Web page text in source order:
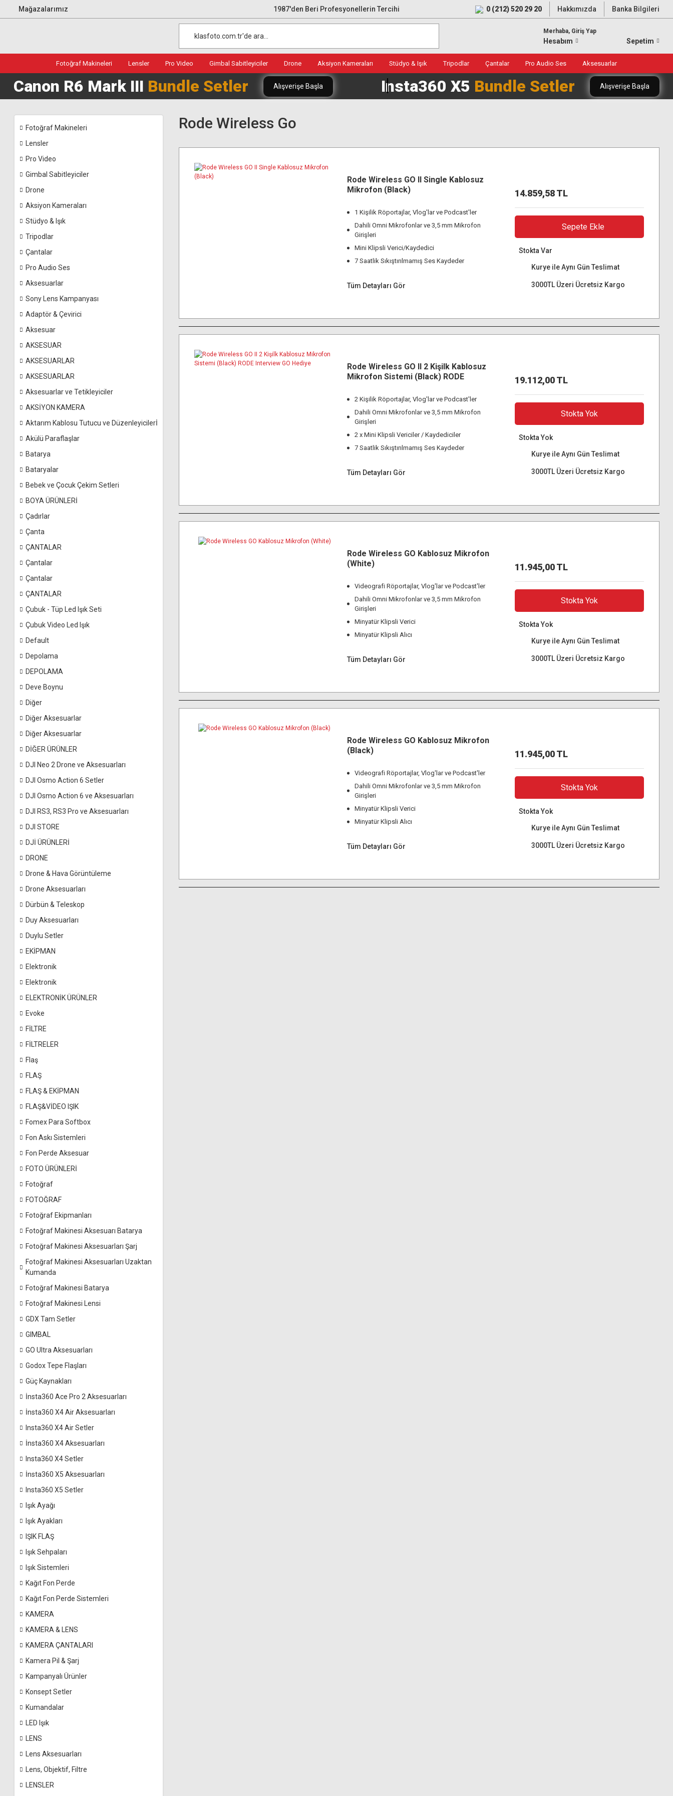
Mağazalarımız 1987'den Beri Profesyonellerin Tercihi 0 (212) 520 29 20 Hakkımızda Banka Bilgileri
Merhaba, Giriş Yap
Hesabım Sepetim
Fotoğraf Makineleri Lensler Pro Video Gimbal Sabitleyiciler Drone Aksiyon Kameraları Stüdyo & Işık Tripodlar Çantalar Pro Audio Ses Aksesuarlar
Canon R6 Mark III Bundle Setler Alışverişe Başla Insta360 X5 Bundle Setler Alışverişe Başla
Fotoğraf Makineleri
Lensler
Pro Video
Gimbal Sabitleyiciler
Drone
Aksiyon Kameraları
Stüdyo & Işık
Tripodlar
Çantalar
Pro Audio Ses
Aksesuarlar
Sony Lens Kampanyası
Adaptör & Çevirici
Aksesuar
AKSESUAR
AKSESUARLAR
AKSESUARLAR
Aksesuarlar ve Tetikleyiciler
AKSİYON KAMERA
Aktarım Kablosu Tutucu ve Düzenleyicilerİ
Akülü Paraflaşlar
Batarya
Bataryalar
Bebek ve Çocuk Çekim Setleri
BOYA ÜRÜNLERİ
Çadırlar
Çanta
ÇANTALAR
Çantalar
Çantalar
ÇANTALAR
Çubuk - Tüp Led Işık Seti
Çubuk Video Led Işık
Default
Depolama
DEPOLAMA
Deve Boynu
Diğer
Diğer Aksesuarlar
Diğer Aksesuarlar
DİĞER ÜRÜNLER
DJI Neo 2 Drone ve Aksesuarları
DJI Osmo Action 6 Setler
DJI Osmo Action 6 ve Aksesuarları
DJI RS3, RS3 Pro ve Aksesuarları
DJI STORE
DJİ ÜRÜNLERİ
DRONE
Drone & Hava Görüntüleme
Drone Aksesuarları
Dürbün & Teleskop
Duy Aksesuarları
Duylu Setler
EKİPMAN
Elektronik
Elektronik
ELEKTRONİK ÜRÜNLER
Evoke
FİLTRE
FİLTRELER
Flaş
FLAŞ
FLAŞ & EKİPMAN
FLAŞ&VİDEO IŞIK
Fomex Para Softbox
Fon Askı Sistemleri
Fon Perde Aksesuar
FOTO ÜRÜNLERİ
Fotoğraf
FOTOĞRAF
Fotoğraf Ekipmanları
Fotoğraf Makinesi Aksesuarı Batarya
Fotoğraf Makinesi Aksesuarları Şarj
Fotoğraf Makinesi Aksesuarları Uzaktan
Kumanda
Fotoğraf Makinesi Batarya
Fotoğraf Makinesi Lensi
GDX Tam Setler
GIMBAL
GO Ultra Aksesuarları
Godox Tepe Flaşları
Güç Kaynakları
İnsta360 Ace Pro 2 Aksesuarları
İnsta360 X4 Air Aksesuarları
Insta360 X4 Air Setler
İnsta360 X4 Aksesuarları
Insta360 X4 Setler
İnsta360 X5 Aksesuarları
Insta360 X5 Setler
Işık Ayağı
Işık Ayakları
IŞIK FLAŞ
Işık Sehpaları
Işık Sistemleri
Kağıt Fon Perde
Kağıt Fon Perde Sistemleri
KAMERA
KAMERA & LENS
KAMERA ÇANTALARI
Kamera Pil & Şarj
Kampanyalı Ürünler
Konsept Setler
Kumandalar
LED Işık
LENS
Lens Aksesuarları
Lens, Objektif, Filtre
LENSLER
Rode Wireless Go
Rode Wireless GO II Single Kablosuz
Mikrofon (Black)
1 Kişilik Röportajlar, Vlog'lar ve Podcast'ler
Dahili Omni Mikrofonlar ve 3,5 mm Mikrofon
Girişleri
Mini Klipsli Verici/Kaydedici
7 Saatlik Sıkıştırılmamış Ses Kaydeder
Tüm Detayları Gör
14.859,58 TL
Sepete Ekle
Stokta Var
Kurye ile Aynı Gün Teslimat
3000TL Üzeri Ücretsiz Kargo
Rode Wireless GO II 2 Kişilk Kablosuz
Mikrofon Sistemi (Black) RODE
2 Kişilik Röportajlar, Vlog'lar ve Podcast'ler
Dahili Omni Mikrofonlar ve 3,5 mm Mikrofon
Girişleri
2 x Mini Klipsli Vericiler / Kaydediciler
7 Saatlik Sıkıştırılmamış Ses Kaydeder
Tüm Detayları Gör
19.112,00 TL
Stokta Yok
Stokta Yok
Kurye ile Aynı Gün Teslimat
3000TL Üzeri Ücretsiz Kargo
Rode Wireless GO Kablosuz Mikrofon
(White)
Videografi Röportajlar, Vlog'lar ve Podcast'ler
Dahili Omni Mikrofonlar ve 3,5 mm Mikrofon
Girişleri
Minyatür Klipsli Verici
Minyatür Klipsli Alıcı
Tüm Detayları Gör
11.945,00 TL
Stokta Yok
Stokta Yok
Kurye ile Aynı Gün Teslimat
3000TL Üzeri Ücretsiz Kargo
Rode Wireless GO Kablosuz Mikrofon
(Black)
Videografi Röportajlar, Vlog'lar ve Podcast'ler
Dahili Omni Mikrofonlar ve 3,5 mm Mikrofon
Girişleri
Minyatür Klipsli Verici
Minyatür Klipsli Alıcı
Tüm Detayları Gör
11.945,00 TL
Stokta Yok
Stokta Yok
Kurye ile Aynı Gün Teslimat
3000TL Üzeri Ücretsiz Kargo